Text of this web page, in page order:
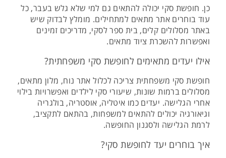
כן. חופשת סקי יכולה להתאים גם למי שלא גלש בעבר, כל
עוד בוחרים אתר מתאים למתחילים. מומלץ לבדוק שיש
באתר מסלולים קלים, בית ספר לסקי, מדריכים זמינים
ואפשרות להשכרת ציוד מתאים.
אילו יעדים מתאימים לחופשת סקי משפחתית?
חופשת סקי משפחתית צריכה לכלול אתר נוח, מלון מתאים,
מסלולים ברמות שונות, שיעורי סקי לילדים ואפשרויות בילוי
אחרי הגלישה. יעדים כמו איטליה, אוסטריה, בולגריה
וגיאורגיה יכולים להתאים למשפחות, בהתאם לתקציב,
לרמת הגלישה ולסגנון החופשה.
איך בוחרים יעד לחופשת סקי?